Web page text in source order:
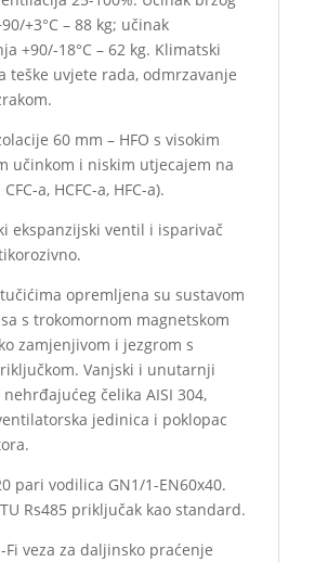
+3°C – 88 kg; učinak
+90/-18°C – 62 kg. Klimatski
teške uvjete rada, odmrzavanje
60 mm – HFO s visokim
učinkom i niskim utjecajem na
a, HCFC-a, HFC-a).
ekspanzijski ventil i isparivač
opremljena su sustavom
s trokomornom magnetskom
zamjenjivom i jezgrom s
Vanjski i unutarnji
čelika AISI 304,
jedinica i poklopac
pari vodilica GN1/1-EN60x40.
Rs485 priključak kao standard.
Fi veza za daljinsko praćenje